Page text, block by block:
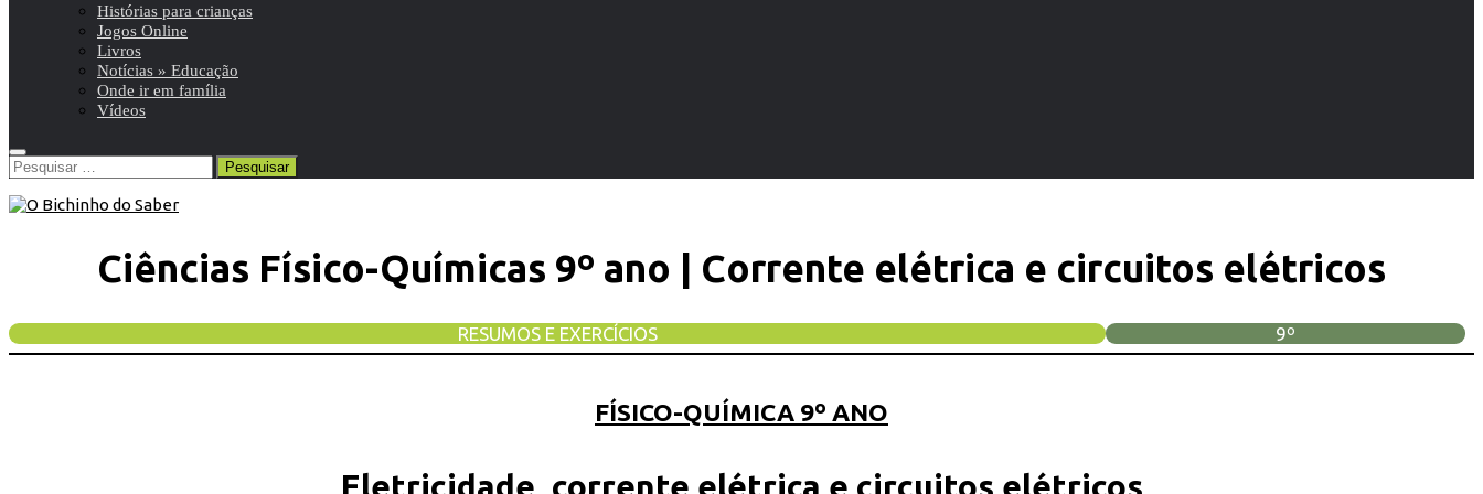
Histórias para crianças
Jogos Online
Livros
Notícias » Educação
Onde ir em família
Vídeos
Pesquisar
por:
Ciências Físico-Químicas 9º ano | Corrente elétrica e circuitos elétricos
RESUMOS E EXERCÍCIOS 9º
FÍSICO-QUÍMICA 9º ANO